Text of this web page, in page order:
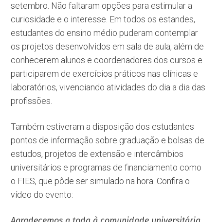
setembro. Não faltaram opções para estimular a
curiosidade e o interesse. Em todos os estandes,
estudantes do ensino médio puderam contemplar
os projetos desenvolvidos em sala de aula, além de
conhecerem alunos e coordenadores dos cursos e
participarem de exercícios práticos nas clínicas e
laboratórios, vivenciando atividades do dia a dia das
profissões.
Também estiveram a disposição dos estudantes
pontos de informação sobre graduação e bolsas de
estudos, projetos de extensão e intercâmbios
universitários e programas de financiamento como
o FIES, que pôde ser simulado na hora. Confira o
vídeo do evento: